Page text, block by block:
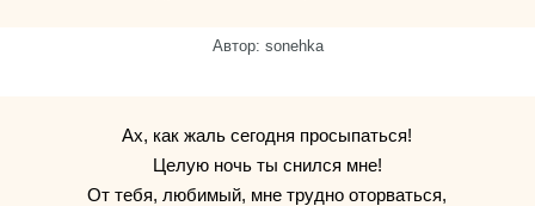
Автор: sonehka
Ах, как жаль сегодня просыпаться!
Целую ночь ты снился мне!
От тебя, любимый, мне трудно оторваться,